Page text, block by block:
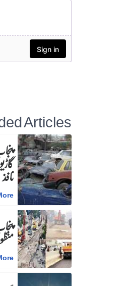
Articles
نافذ